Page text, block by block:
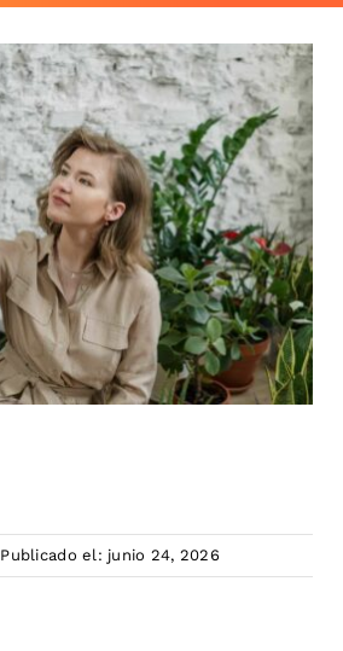
Publicado el: junio 24, 2026